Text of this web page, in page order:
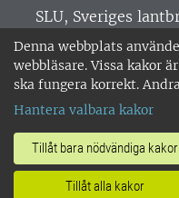
Denna webbplats
webbläsare. Vissa kakor
ska fungera korrekt.
Hantera valbara kakor
Tillåt bara nödvändiga kakor
Tillåt alla kakor
SLU, Sveriges
verksamhet över
Alnarp, Uppsala
miljöcertifierat
018-67 10 00 • Org
Om SLU:s
•Hantera kakor•
personuppgifter